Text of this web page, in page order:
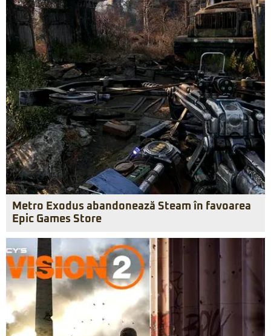
Metro Exodus abandonează Steam în favoarea
Epic Games Store